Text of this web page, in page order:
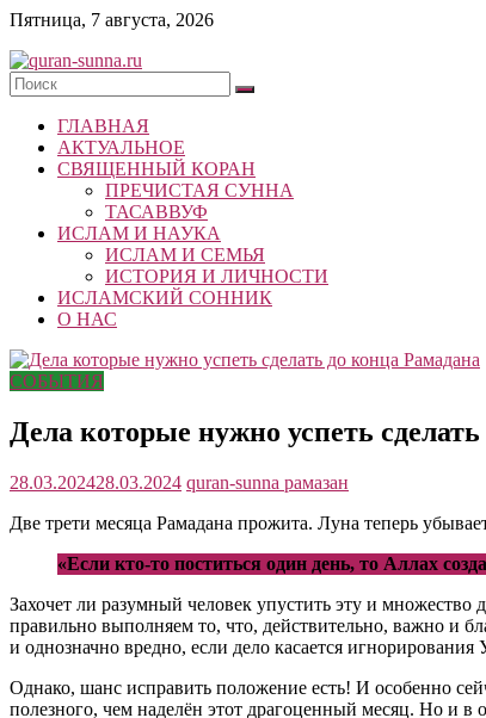
Skip
content
Пятница, 7 августа, 2026
quran-
sunna.ru
«Центр
исследований
Республики
Татарстан
ГЛАВНАЯ
АКТУАЛЬНОЕ
СВЯЩЕННЫЙ КОРАН
ПРЕЧИСТАЯ СУННА
ТАСАВВУФ
ИСЛАМ И НАУКА
ИСЛАМ И СЕМЬЯ
ИСТОРИЯ И ЛИЧНОСТИ
ИСЛАМСКИЙ СОННИК
О НАС
СОБЫТИЯ
Дела которые нужно успеть
28.03.202428.03.2024 quran-sunna рамазан
Две трети месяца Рамадана прожита. Луна теперь
«Если кто-то поститься один день, то Аллах
Захочет ли разумный человек упустить эту и
правильно выполняем то, что, действительно, важно и
и однозначно вредно, если дело касается
Однако, шанс исправить положение есть! И особенно
полезного, чем наделён этот драгоценный месяц. Но и в